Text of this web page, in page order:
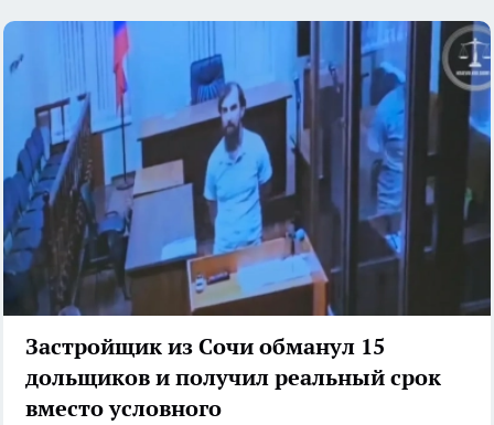
Застройщик из Сочи обманул 15
дольщиков и получил реальный срок
вместо условного